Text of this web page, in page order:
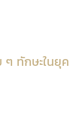
ๆ ทักษะในยุค